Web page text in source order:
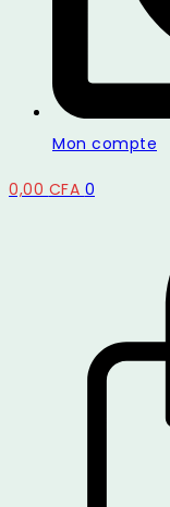
Mon compte
0,00 CFA 0